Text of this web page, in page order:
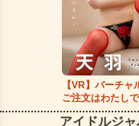
【VR】バーチャ
ご注文はわたし
羽咲
アイドルジ